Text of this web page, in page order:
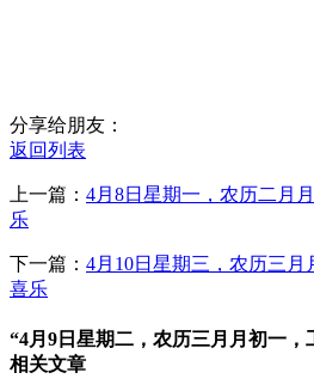
分享给朋友：
返回列表
上一篇： 4月8日星期一，农历二月
乐
下一篇： 4月10日星期三，农历三
喜乐
“4月9日星期二，农历三月月初一，
相关文章